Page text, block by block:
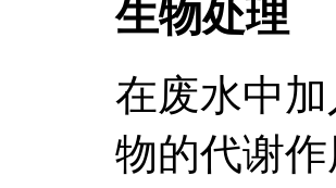
生物处理
在废水中
物的代谢